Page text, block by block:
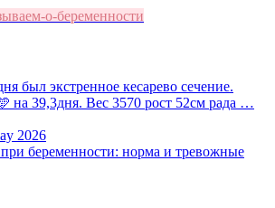
о-беременности
был экстренное кесарево сечение.
на 39,3дня. Вес 3570 рост 52см рада …
2026